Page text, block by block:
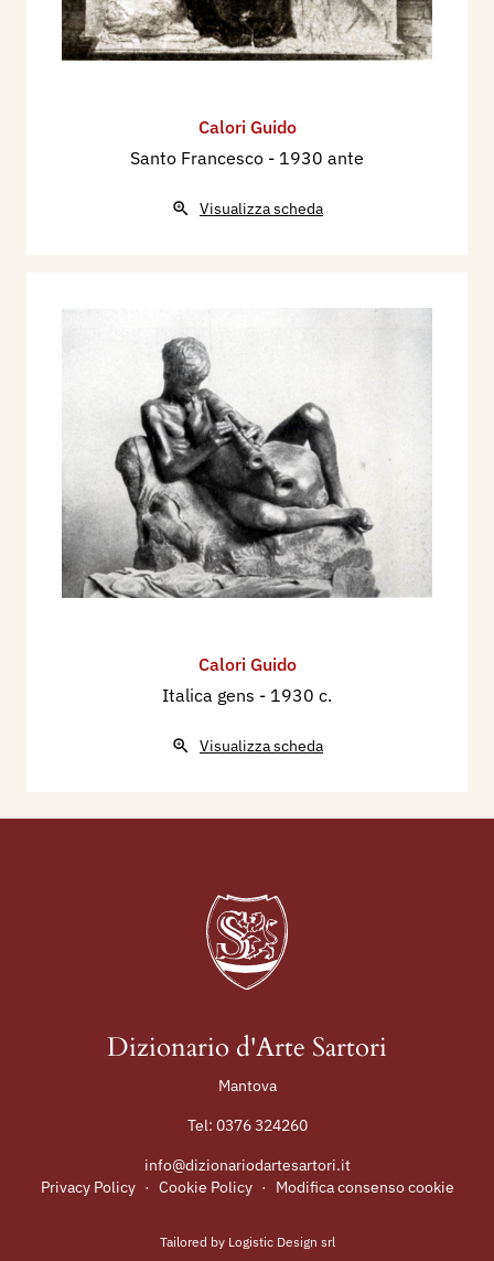
Calori Guido
Santo Francesco - 1930 ante
Visualizza scheda
Calori Guido
Italica gens - 1930 c.
Visualizza scheda
Dizionario d'Arte Sartori
Mantova
Tel: 0376 324260
info@dizionariodartesartori.it
Privacy Policy · Cookie Policy · Modifica consenso cookie
Tailored by Logistic Design srl